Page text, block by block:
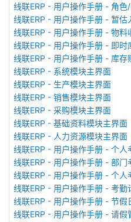
线联ERP - 用户操作手册 - 角色
线联ERP - 用户操作手册 - 暂估
线联ERP - 用户操作手册 - 物料
线联ERP - 用户操作手册 - 即时
线联ERP - 用户操作手册 - 库存
线联ERP - 系统模块主界面
线联ERP - 生产模块主界面
线联ERP - 销售模块主界面
线联ERP - 采购模块主界面
线联ERP - 基础资料模块主界面
线联ERP - 人力资源模块主界面
线联ERP - 用户操作手册 - 个人
线联ERP - 用户操作手册 - 部门
线联ERP - 用户操作手册 - 个人
线联ERP - 用户操作手册 - 考勤
线联ERP - 用户操作手册 - 节假
线联ERP - 用户操作手册 - 请假